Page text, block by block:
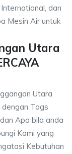
dan
Mesin Air untuk
Utara
Utara
Tags
dan Apa bila anda
Kami yang
Kebutuhan